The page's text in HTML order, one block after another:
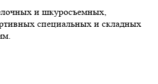
и шкуросъемных,
специальных и складных